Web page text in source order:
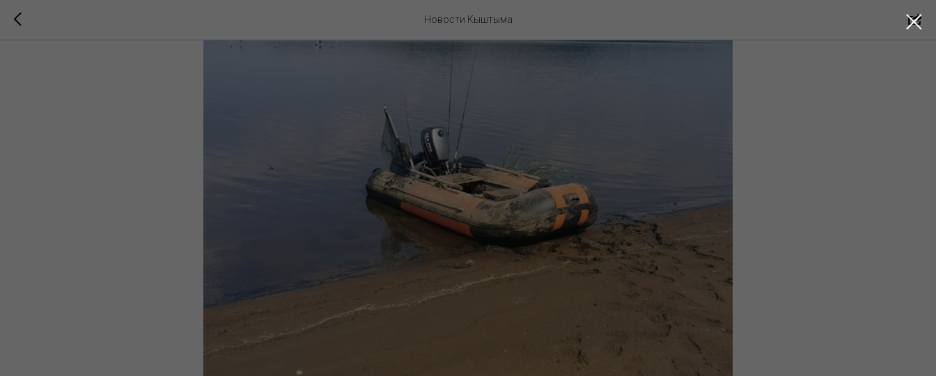
Новости Кыштыма